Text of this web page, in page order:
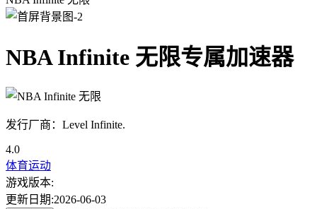
NBA Infinite 无限专属加速器
发行厂商：Level Infinite.
4.0
体育运动
游戏版本:
更新日期:2026-06-03